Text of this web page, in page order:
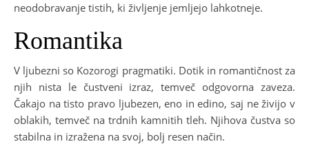
neodobravanje tistih, ki življenje jemljejo lahkotneje.
Romantika
V ljubezni so Kozorogi pragmatiki. Dotik in romantičnost za
njih nista le čustveni izraz, temveč odgovorna zaveza.
Čakajo na tisto pravo ljubezen, eno in edino, saj ne živijo v
oblakih, temveč na trdnih kamnitih tleh. Njihova čustva so
stabilna in izražena na svoj, bolj resen način.